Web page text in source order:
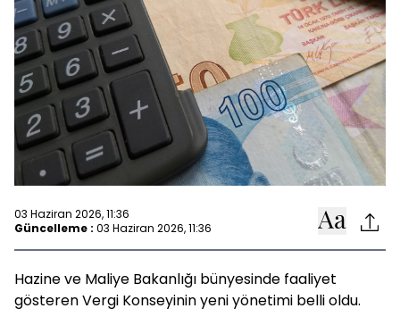
03 Haziran 2026, 11:36
Güncelleme : 03 Haziran 2026, 11:36
Hazine ve Maliye Bakanlığı bünyesinde faaliyet
gösteren Vergi Konseyinin yeni yönetimi belli oldu.